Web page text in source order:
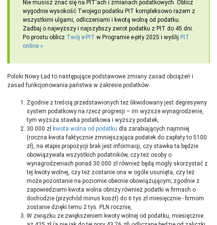
Nie musisz znać się na PIT'ach i zmianach podatkowych. Oblicz
wygodnie wysokość Twojego podatku PIT kompleksowo razem z
wszystkimi ulgami, odliczeniami i kwotą wolną od podatku.
Zadbaj o najwyższy i najszybszy zwrot podatku z PIT do 45 dni.
Po prostu oblicz Twój e-PIT w Programie e-pity 2025 i wyślij PIT
online
Polski Nowy Ład to następujące podstawowe zmiany zasad obciążeń i
zasad funkcjonowania państwa w zakresie podatków:
Zgodnie z treścią przedstawionych tez likwidowany jest degresywny
system podatkowy na rzecz progresji – im wyższe wynagrodzenie,
tym wyższa stawka podatkowa i wyższy podatek,
30.000 zł kwota wolna od podatku dla zarabiających najmniej
(roczna kwota faktycznie zmniejszająca podatek do zapłaty to 5100
zł), na etapie propozycji brak jest informacji, czy stawka ta będzie
obowiązywała wszystkich podatników, czy też osoby o
wynagrodzeniach ponad 30.000 zł również będą mogły skorzystać z
tej kwoty wolnej, czy też zostanie ona w ogóle usunięta, czy też
może pozostanie na poziomie obecnie obowiązującym; zgodnie z
zapowiedziami kwota wolna obniży również podatki w firmach o
dochodzie (przychód minus koszt) do 6 tys zł miesięcznie - firmom
zostanie dzięki temu 2 tys. PLN rocznie,
W związku ze zwiększeniem kwoty wolnej od podatku, miesięcznie